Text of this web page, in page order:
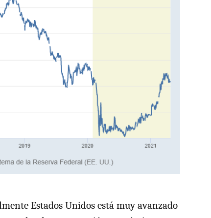
Estados Unidos está muy avanzado